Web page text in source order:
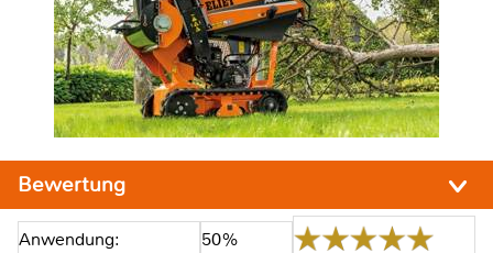
Bewertung
Anwendung: 50%